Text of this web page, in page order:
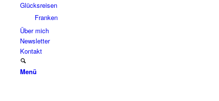
Glücksreisen
Franken
Über mich
Newsletter
Kontakt
Menü